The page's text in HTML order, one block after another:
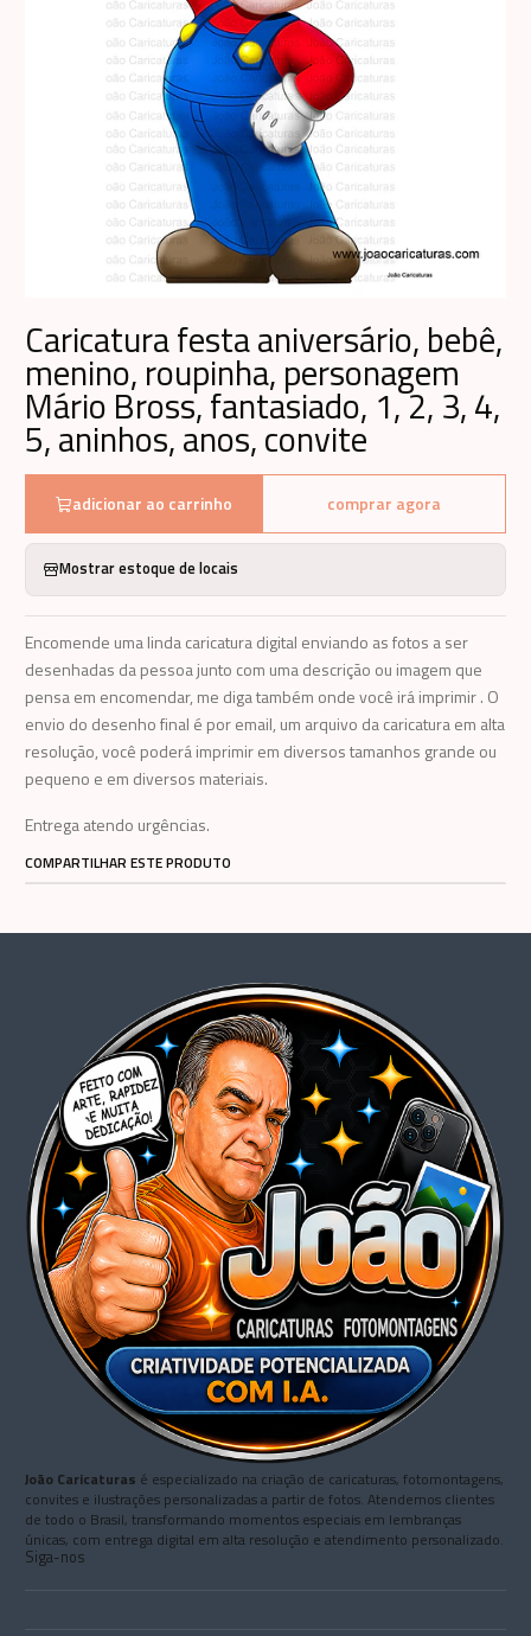
Caricatura festa aniversário, bebê,
menino, roupinha, personagem
Mário Bross, fantasiado, 1, 2, 3, 4,
5, aninhos, anos, convite
adicionar ao carrinho comprar agora
Mostrar estoque de locais
Encomende uma linda caricatura digital enviando as fotos a ser
desenhadas da pessoa junto com uma descrição ou imagem que
pensa em encomendar, me diga também onde você irá imprimir . O
envio do desenho final é por email, um arquivo da caricatura em alta
resolução, você poderá imprimir em diversos tamanhos grande ou
pequeno e em diversos materiais.
Entrega atendo urgências.
COMPARTILHAR ESTE PRODUTO
João Caricaturas é especializado na criação de caricaturas, fotomontagens,
convites e ilustrações personalizadas a partir de fotos. Atendemos clientes
de todo o Brasil, transformando momentos especiais em lembranças
únicas, com entrega digital em alta resolução e atendimento personalizado.
Siga-nos